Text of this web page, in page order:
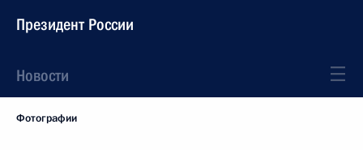
Президент России
Новости
Фотографии